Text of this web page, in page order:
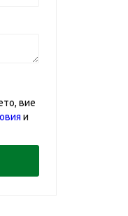
вие
и